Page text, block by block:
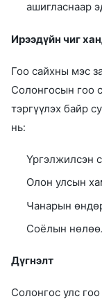
ашигласнаар
Ирээдүйн чиг
Гоо сайхны мэс
Солонгосын гоо
тэргүүлэх байр
нь:
Үргэлжилсэн
Олон улсын
Чанарын
Соёлын
Дүгнэлт
Солонгос улс